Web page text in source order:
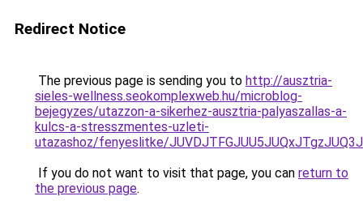
Redirect Notice
The previous page is sending you to http://ausztria-
sieles-wellness.seokomplexweb.hu/microblog-
bejegyzes/utazzon-a-sikerhez-ausztria-palyaszallas-a-
kulcs-a-stresszmentes-uzleti-
utazashoz/fenyeslitke/
If you do not want to visit that page, you can return to
the previous page.